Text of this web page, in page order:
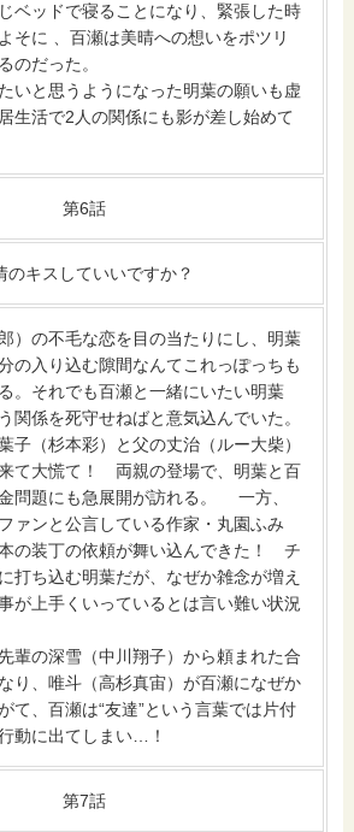
ベッドで寝ることになり、緊張した時
そに 、百瀬は美晴への想いをポツリ
のだった。
いと思うようになった明葉の願いも虚
生活で2人の関係にも影が差し始めて
第6話
のキスしていいですか？
）の不毛な恋を目の当たりにし、明葉
の入り込む隙間なんてこれっぽっちも
。それでも百瀬と一緒にいたい明葉
関係を死守せねばと意気込んでいた。
子（杉本彩）と父の丈治（ルー大柴）
て大慌て！ 両親の登場で、明葉と百
問題にも急展開が訪れる。 一方、
ァンと公言している作家・丸園ふみ
本の装丁の依頼が舞い込んできた！ チ
打ち込む明葉だが、なぜか雑念が増え
が上手くいっているとは言い難い状況
輩の深雪（中川翔子）から頼まれた合
り、唯斗（高杉真宙）が百瀬になぜか
、百瀬は“友達”という言葉では片付
動に出てしまい…！
第7話